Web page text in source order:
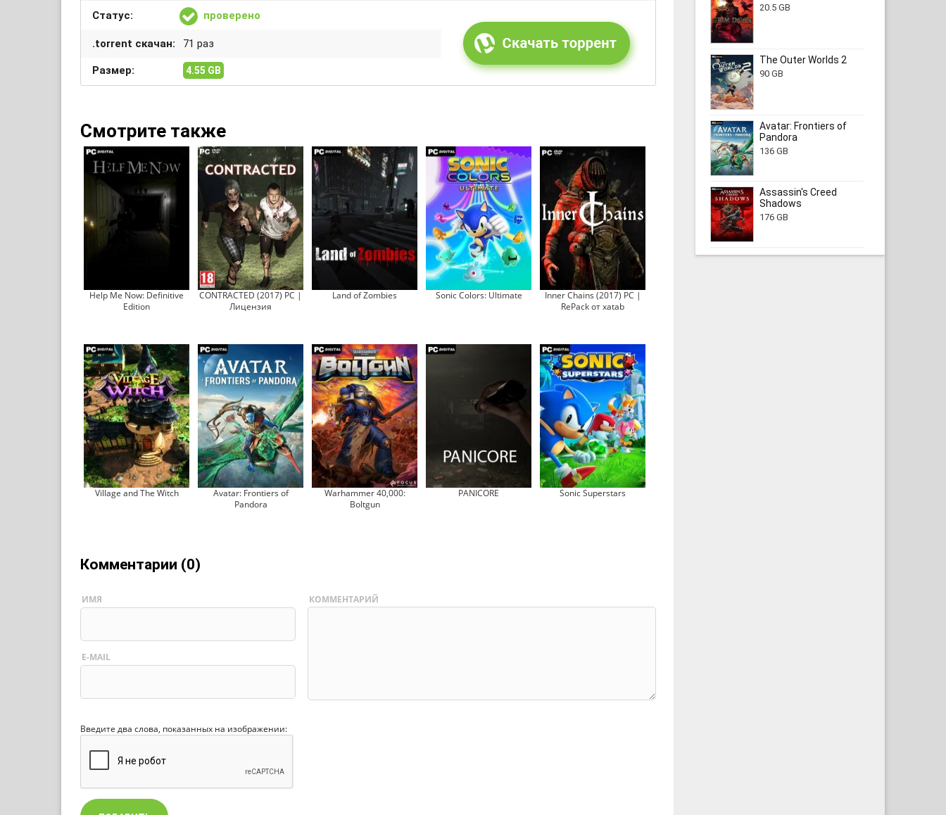
Статус: проверено
.torrent скачан: 71 раз
Размер: 4.55 GB
Смотрите также
Help Me Now: Definitive
Edition
CONTRACTED (2017) PC |
Лицензия
Land of Zombies Sonic Colors: Ultimate
Inner Chains (2017) PC |
RePack от xatab
Village and The Witch
Avatar: Frontiers of
Pandora
Warhammer 40,000:
Boltgun
PANICORE Sonic Superstars
Комментарии (0)
ИМЯ
E-MAIL
КОММЕНТАРИЙ
Введите два слова, показанных на изображении:
20.5 GB
The Outer Worlds 2
90 GB
Avatar: Frontiers of
Pandora
136 GB
Assassin's Creed
Shadows
176 GB